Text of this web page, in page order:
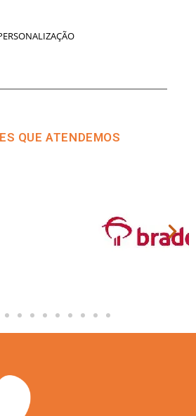
QUE ATENDEMOS